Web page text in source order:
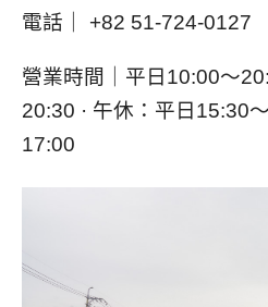
電話｜ +82 51-724-0127
營業時間｜平日10:00～
20:30 · 午休：平日15:30
17:00